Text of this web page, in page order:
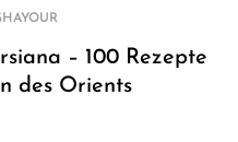
– 100 Rezepte
des Orients